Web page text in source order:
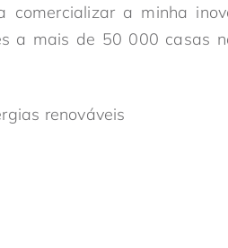
comercializar a minha
a mais de 50 000 casas
renováveis